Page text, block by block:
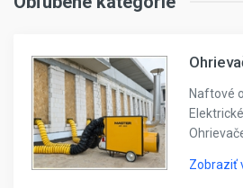
Naftové
Zobraziť